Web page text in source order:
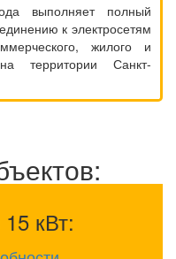
выполняет полный
к электросетям
жилого и
территории Санкт-
кВт: